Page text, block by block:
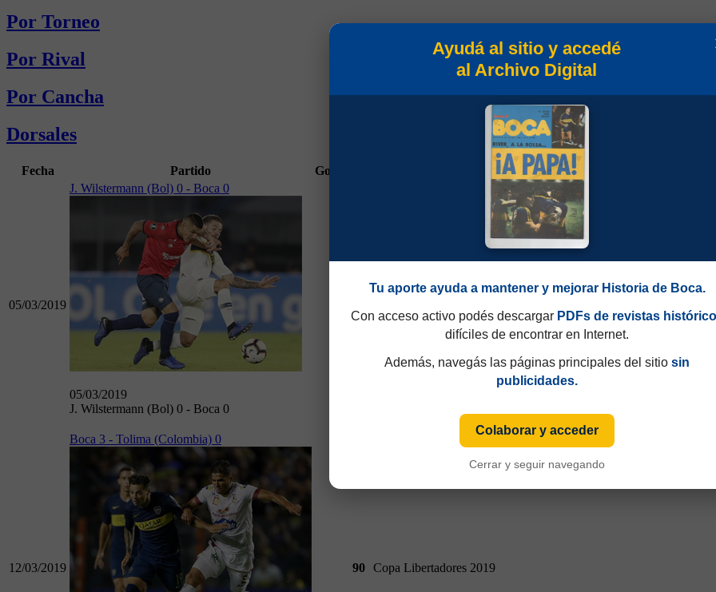
Por Torneo
Por Rival
Por Cancha
Dorsales
Fecha Partido Goles
05/03/2019
J. Wilstermann (Bol) 0 - Boca 0
05/03/2019
J. Wilstermann (Bol) 0 - Boca 0
12/03/2019
Boca 3 - Tolima (Colombia) 0
90 Copa Libertadores 2019
Ayudá al sitio y accedé
al Archivo Digital
Tu aporte ayuda a mantener y mejorar Historia de Boca.
Con acceso activo podés descargar PDFs de revistas
difíciles de encontrar en Internet.
Además, navegás las páginas principales del sitio sin
publicidades.
Colaborar y acceder
Cerrar y seguir navegando